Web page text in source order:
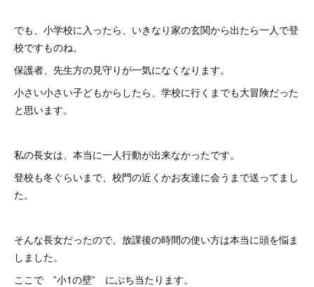
でも、小学校に入ったら、いきなり家の玄関から出たら一人で登
校ですものね。
保護者、先生方の見守りが一気になくなります。
小さい小さい子どもからしたら、学校に行くまでも大冒険だった
と思います。
私の長女は、本当に一人行動が出来なかったです。
登校も冬ぐらいまで、校門の近くかお友達に会うまで送ってまし
た。
そんな長女だったので、放課後の時間の使い方は本当に頭を悩ま
しました。
ここで ”小1の壁” にぶち当たります。